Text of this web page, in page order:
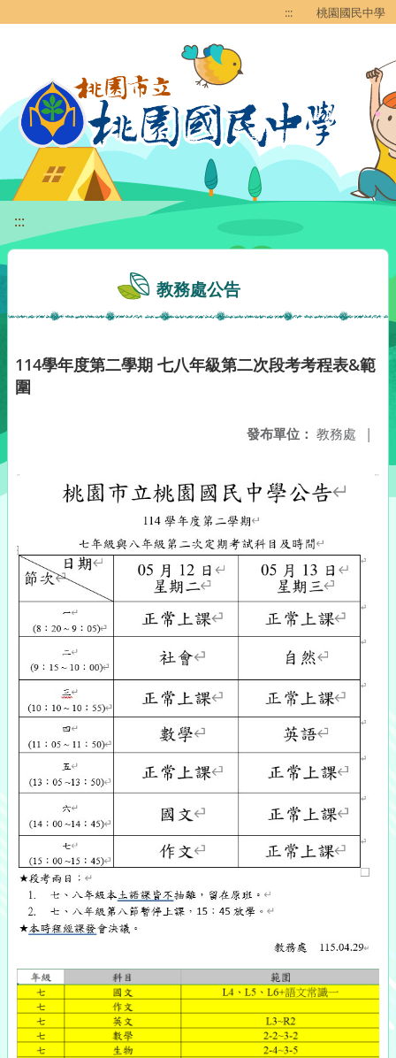
::: 桃園國民中學
:::
教務處公告
114學年度第二學期 七八年級第二次段考考程表&範
圍
發布單位： 教務處 |